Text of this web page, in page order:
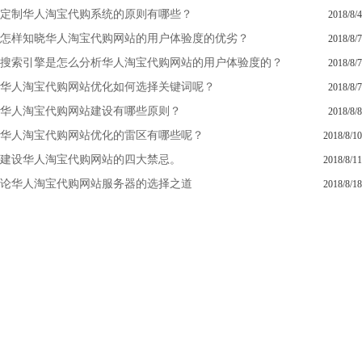
定制华人淘宝代购系统的原则有哪些？ 2018/8/4
怎样知晓华人淘宝代购网站的用户体验度的优劣？ 2018/8/7
搜索引擎是怎么分析华人淘宝代购网站的用户体验度的？ 2018/8/7
华人淘宝代购网站优化如何选择关键词呢？ 2018/8/7
华人淘宝代购网站建设有哪些原则？ 2018/8/8
华人淘宝代购网站优化的雷区有哪些呢？ 2018/8/10
建设华人淘宝代购网站的四大禁忌。 2018/8/11
论华人淘宝代购网站服务器的选择之道 2018/8/18